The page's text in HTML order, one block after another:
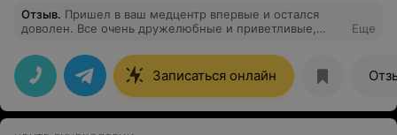
Отзыв. Пришел в ваш медцентр впервые и остался
доволен. Все очень дружелюбные и приветливые,
сказать спасибо Савайтан Татьяне Анатольевне за ее
труд! На УЗИ все внимательно посмотрела, подробно
мне все объяснила и ответила на все мои вопросы.
Спасибо!
Еще
Записаться онлайн